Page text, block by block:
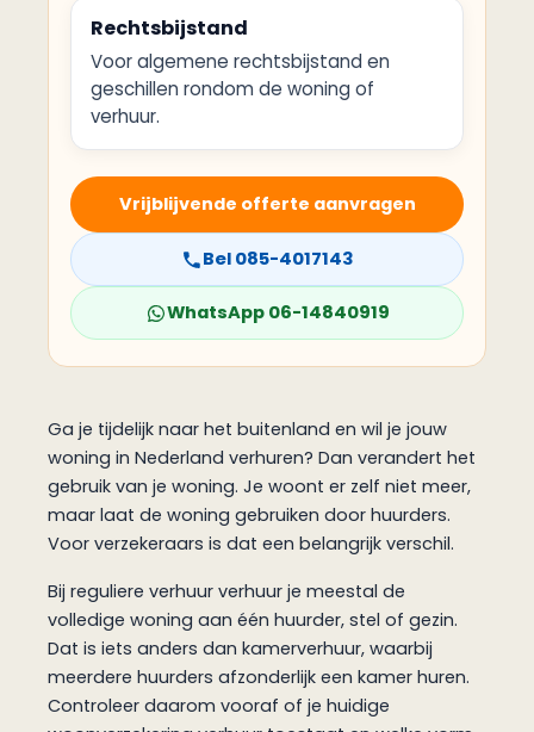
Rechtsbijstand
Voor algemene rechtsbijstand en
geschillen rondom de woning of
verhuur.
Vrijblijvende offerte aanvragen
Bel 085-4017143
WhatsApp 06-14840919
Ga je tijdelijk naar het buitenland en wil je jouw
woning in Nederland verhuren? Dan verandert het
gebruik van je woning. Je woont er zelf niet meer,
maar laat de woning gebruiken door huurders.
Voor verzekeraars is dat een belangrijk verschil.
Bij reguliere verhuur verhuur je meestal de
volledige woning aan één huurder, stel of gezin.
Dat is iets anders dan kamerverhuur, waarbij
meerdere huurders afzonderlijk een kamer huren.
Controleer daarom vooraf of je huidige